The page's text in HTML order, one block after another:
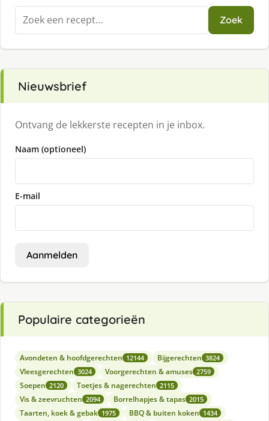
Zoeken
naar:
Zoek
Nieuwsbrief
Ontvang de lekkerste recepten in je inbox.
Naam (optioneel)
E-mail
Aanmelden
Populaire categorieën
Avondeten & hoofdgerechten 12144 Bijgerechten 3824
Vleesgerechten 3024 Voorgerechten & amuses 2759
Soepen 2120 Toetjes & nagerechten 2115
Vis & zeevruchten 2094 Borrelhapjes & tapas 2015
Taarten, koek & gebak 1975 BBQ & buiten koken 1434